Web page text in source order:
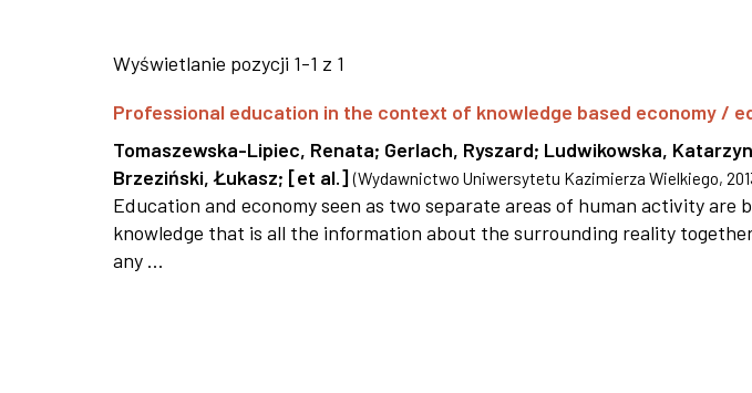
Wyświetlanie pozycji 1-1 z 1
Professional education in the context of knowledge based economy /
Tomaszewska-Lipiec, Renata; Gerlach, Ryszard; Ludwikowska,
Brzeziński, Łukasz; [et al.] (Wydawnictwo Uniwersytetu Kazimierza Wielkiego,
Education and economy seen as two separate areas of human activity are
knowledge that is all the information about the surrounding reality
any ...